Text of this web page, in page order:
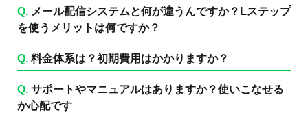
Q. メール配信システムと何が違うんですか？Lステップ
を使うメリットは何ですか？
Q. 料金体系は？初期費用はかかりますか？
Q. サポートやマニュアルはありますか？使いこなせる
か心配です